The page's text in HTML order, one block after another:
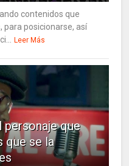
contenidos que
para posicionarse, así
Leer Más
personaje que
que se la